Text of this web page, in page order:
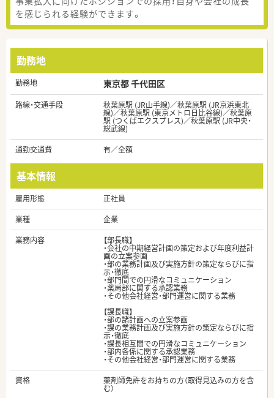
を感じられる経験ができます。
勤務地
勤務地 東京都 千代田区
路線・交通手段 秋葉原駅 (JR山手線)／秋葉原駅 (JR京浜東北
線)／秋葉原駅 (東京メトロ日比谷線)／秋葉原
駅 (つくばエクスプレス)／秋葉原駅 (JR中央・
総武線)
通勤交通費
有／全額
基本情報
雇用形態
正社員
業種
企業
業務内容
【部長職】
・会社の中期経営計画の策定および年度利益計
画の立案参画
・部の業務計画及び実施方針の策定ならびに指
示・徹底
・部門間での円滑なコミュニケーション
・薬局部に関する承認業務
・その他会社経営・部門運営に関する業務
【課長職】
・部の諸計画への立案参画
・課の業務計画及び実施方針の策定ならびに指
示・徹底
・課長相互間での円滑なコミュニケーション
・部内各係に関する承認業務
・その他会社経営・部門運営に関する業務
資格
薬剤師免許をお持ちの方（取得見込みの方を含
む）